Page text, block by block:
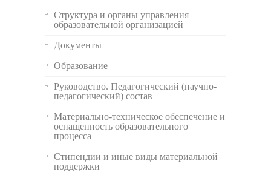
Структура и органы управления
образовательной организацией
Документы
Образование
Руководство. Педагогический (научно-
педагогический) состав
Материально-техническое обеспечение и
оснащенность образовательного
процесса
Стипендии и иные виды материальной
поддержки